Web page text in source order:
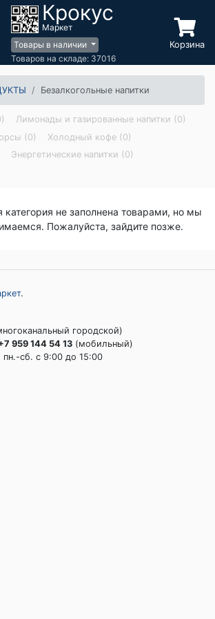
Крокус
Маркет
Товары в наличии
Товаров на складе: 37016
Корзина
Безалкогольные напитки
Лимонады и газированные напитки (0)
(0)
Холодный кофе (0)
Энергетические напитки (0)
категория не заполнена товарами, но мы
Пожалуйста, зайдите позже.
.
городской)
959 144 54 13 (мобильный)
пн.-сб. c 9:00 до 15:00